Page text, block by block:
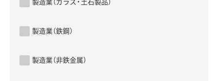
製造業（鉄鋼）
製造業（非鉄金属）